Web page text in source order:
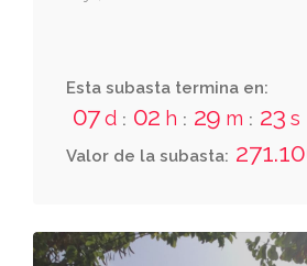
Esta subasta termina en:
07d : 02 h : 29 m : 22 s
Valor de la subasta: